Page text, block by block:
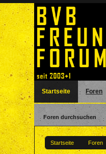
Startseite Foren
Startseite Foren
Foren durchsuchen